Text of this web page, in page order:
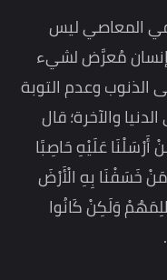
في المعاصي ليس
إنسان مُعرَّض لشيء
الذنوب وعدم التوبة
والآخرة؛ قال
عَلَيْهِ حَاصِبًا
خَسَفْنَا بِهِ الْأَرْضَ
وَلَكِنْ كَانُوا